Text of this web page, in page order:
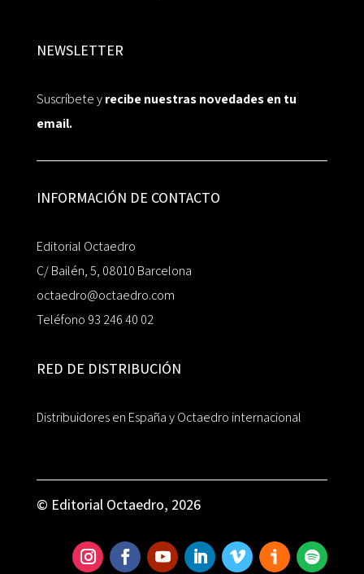
NEWSLETTER
Suscríbete yrecibe nuestras novedades en tu
email.
INFORMACIÓN DE CONTACTO
Editorial Octaedro
C/ Bailén, 5, 08010 Barcelona
octaedro@octaedro.com
Teléfono 93 246 40 02
RED DE DISTRIBUCIÓN
Distribuidores en España y Octaedro internacional
© Editorial Octaedro, 2026